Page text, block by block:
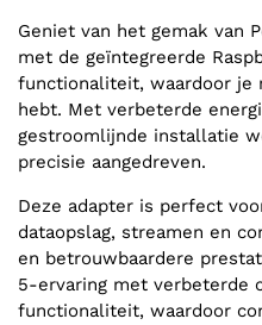
Geniet van het gemak van
met de geïntegreerde
functionaliteit, waardoor je
hebt. Met verbeterde
gestroomlijnde installatie
precisie aangedreven.
Deze adapter is perfect
dataopslag, streamen en
en betrouwbaardere
5-ervaring met verbeterde
functionaliteit, waardoor